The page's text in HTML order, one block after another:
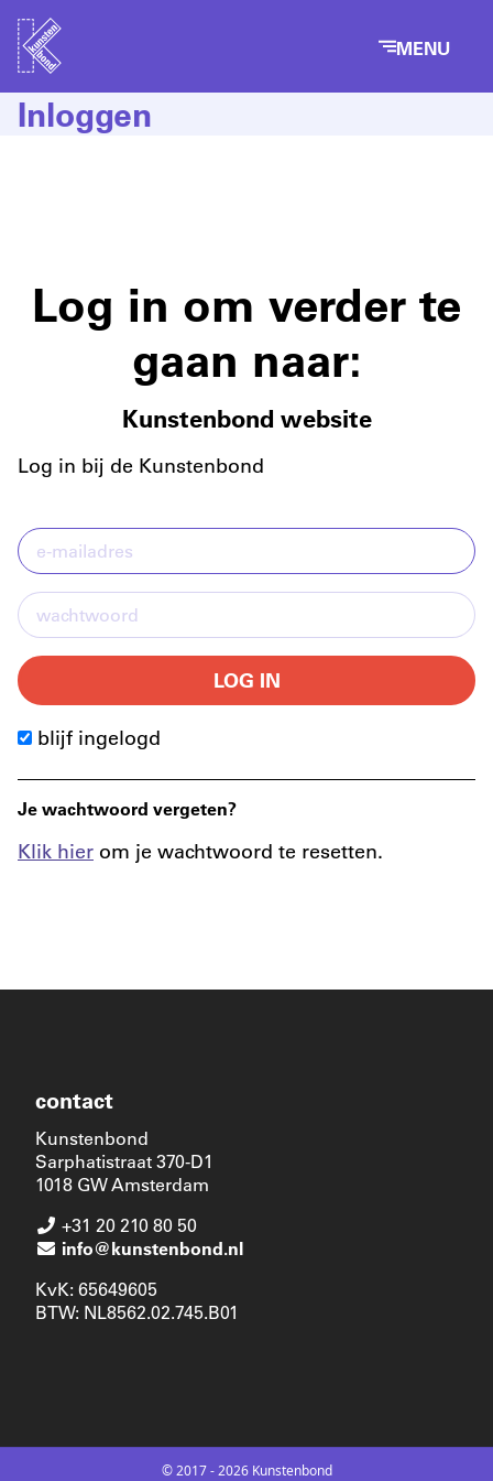
MENU
Inloggen
Log in om verder te
gaan naar:
Kunstenbond website
Log in bij de Kunstenbond
LOG IN
blijf ingelogd
Je wachtwoord vergeten?
Klik hier om je wachtwoord te resetten.
contact
Kunstenbond
Sarphatistraat 370-D1
1018 GW Amsterdam
+31 20 210 80 50
info@kunstenbond.nl
KvK: 65649605
BTW: NL8562.02.745.B01
© 2017 - 2026 Kunstenbond